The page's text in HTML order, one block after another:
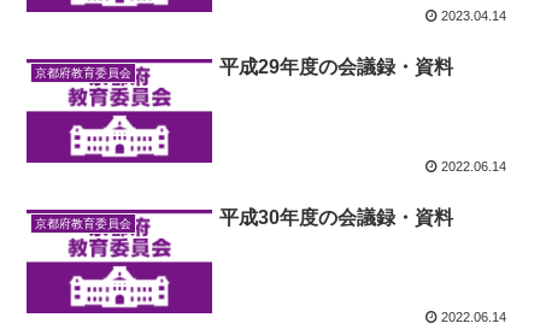
2023.04.14
京都府教育委員会 平成29年度の会議録・資料
2022.06.14
京都府教育委員会 平成30年度の会議録・資料
2022.06.14